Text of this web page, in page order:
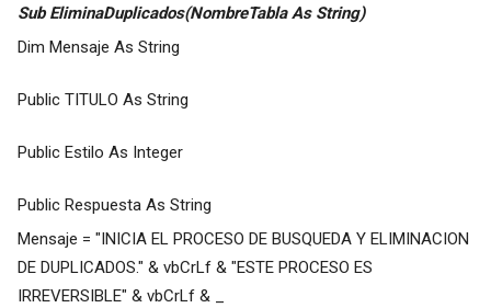
Sub EliminaDuplicados(NombreTabla As String)
Dim Mensaje As String
Public TITULO As String
Public Estilo As Integer
Public Respuesta As String
Mensaje = "INICIA EL PROCESO DE BUSQUEDA Y ELIMINACION
DE DUPLICADOS." & vbCrLf & "ESTE PROCESO ES
IRREVERSIBLE" & vbCrLf & _